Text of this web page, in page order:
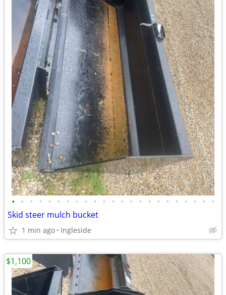
• • • • • • • • • • • • • • • • • • • • • • •
Skid steer mulch bucket
1 min ago Ingleside
$1,100